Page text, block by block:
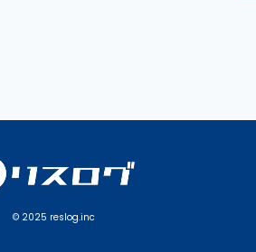
© 2025 reslog.inc